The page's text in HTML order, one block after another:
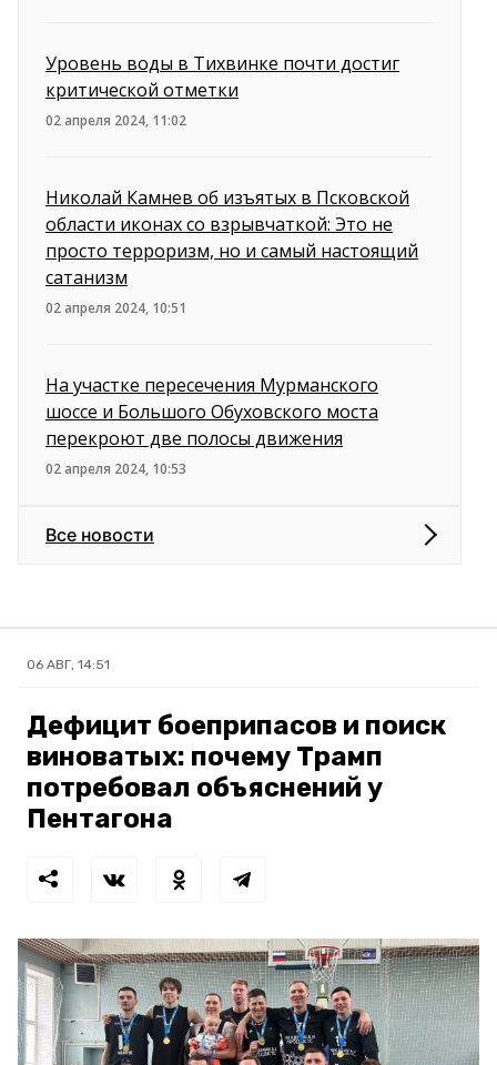
Уровень воды в Тихвинке почти достиг
критической отметки
02 апреля 2024, 11:02
Николай Камнев об изъятых в Псковской
области иконах со взрывчаткой: Это не
просто терроризм, но и самый настоящий
сатанизм
02 апреля 2024, 10:51
На участке пересечения Мурманского
шоссе и Большого Обуховского моста
перекроют две полосы движения
02 апреля 2024, 10:53
Все новости
06 АВГ, 14:51
Дефицит боеприпасов и поиск
виноватых: почему Трамп
потребовал объяснений у
Пентагона